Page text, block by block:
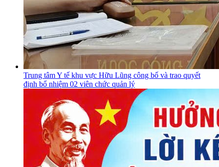
Trung tâm Y tế khu vực Hữu Lũng công bố và trao quyết
định bổ nhiệm 02 viên chức quản lý